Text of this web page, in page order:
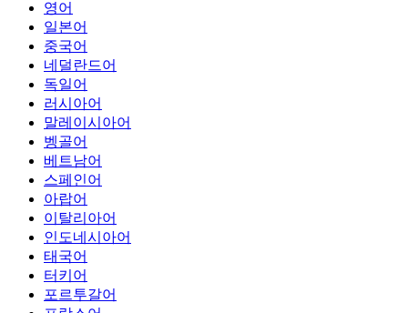
영어
일본어
중국어
네덜란드어
독일어
러시아어
말레이시아어
벵골어
베트남어
스페인어
아랍어
이탈리아어
인도네시아어
태국어
터키어
포르투갈어